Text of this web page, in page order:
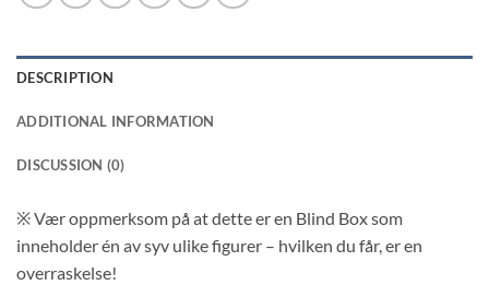
DESCRIPTION
ADDITIONAL INFORMATION
DISCUSSION (0)
※ Vær oppmerksom på at dette er en Blind Box som
inneholder én av syv ulike figurer – hvilken du får, er en
overraskelse!